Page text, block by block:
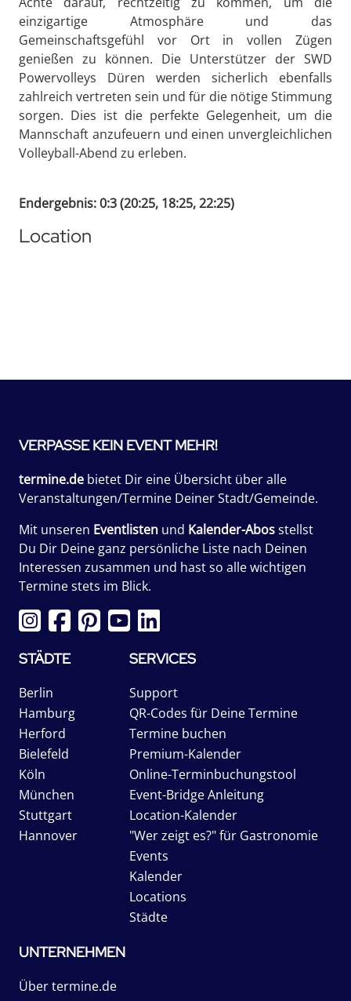
einzigartige Atmosphäre und das
Gemeinschaftsgefühl vor Ort in vollen Zügen
genießen zu können. Die Unterstützer der SWD
Powervolleys Düren werden sicherlich ebenfalls
zahlreich vertreten sein und für die nötige Stimmung
sorgen. Dies ist die perfekte Gelegenheit, um die
Mannschaft anzufeuern und einen unvergleichlichen
Volleyball-Abend zu erleben.
Endergebnis: 0:3 (20:25, 18:25, 22:25)
Location
VERPASSE KEIN EVENT MEHR!
termine.de bietet Dir eine Übersicht über alle
Veranstaltungen/Termine Deiner Stadt/Gemeinde.
Mit unseren Eventlisten und Kalender-Abosstellst
Du Dir Deine ganz persönliche Liste nach Deinen
Interessen zusammen und hast so alle wichtigen
Termine stets im Blick.
STÄDTE
Berlin
Hamburg
Herford
Bielefeld
Köln
München
Stuttgart
Hannover
SERVICES
Support
QR-Codes für Deine Termine
Termine buchen
Premium-Kalender
Online-Terminbuchungstool
Event-Bridge Anleitung
Location-Kalender
"Wer zeigt es?" für Gastronomie
Events
Kalender
Locations
Städte
UNTERNEHMEN
Über termine.de